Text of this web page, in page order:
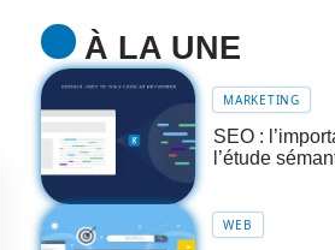
À LA UNE
MARKETING
SEO :
l’étude
WEB